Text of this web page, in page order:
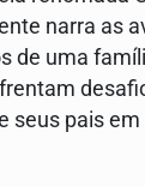
narra as
de uma
seus pais